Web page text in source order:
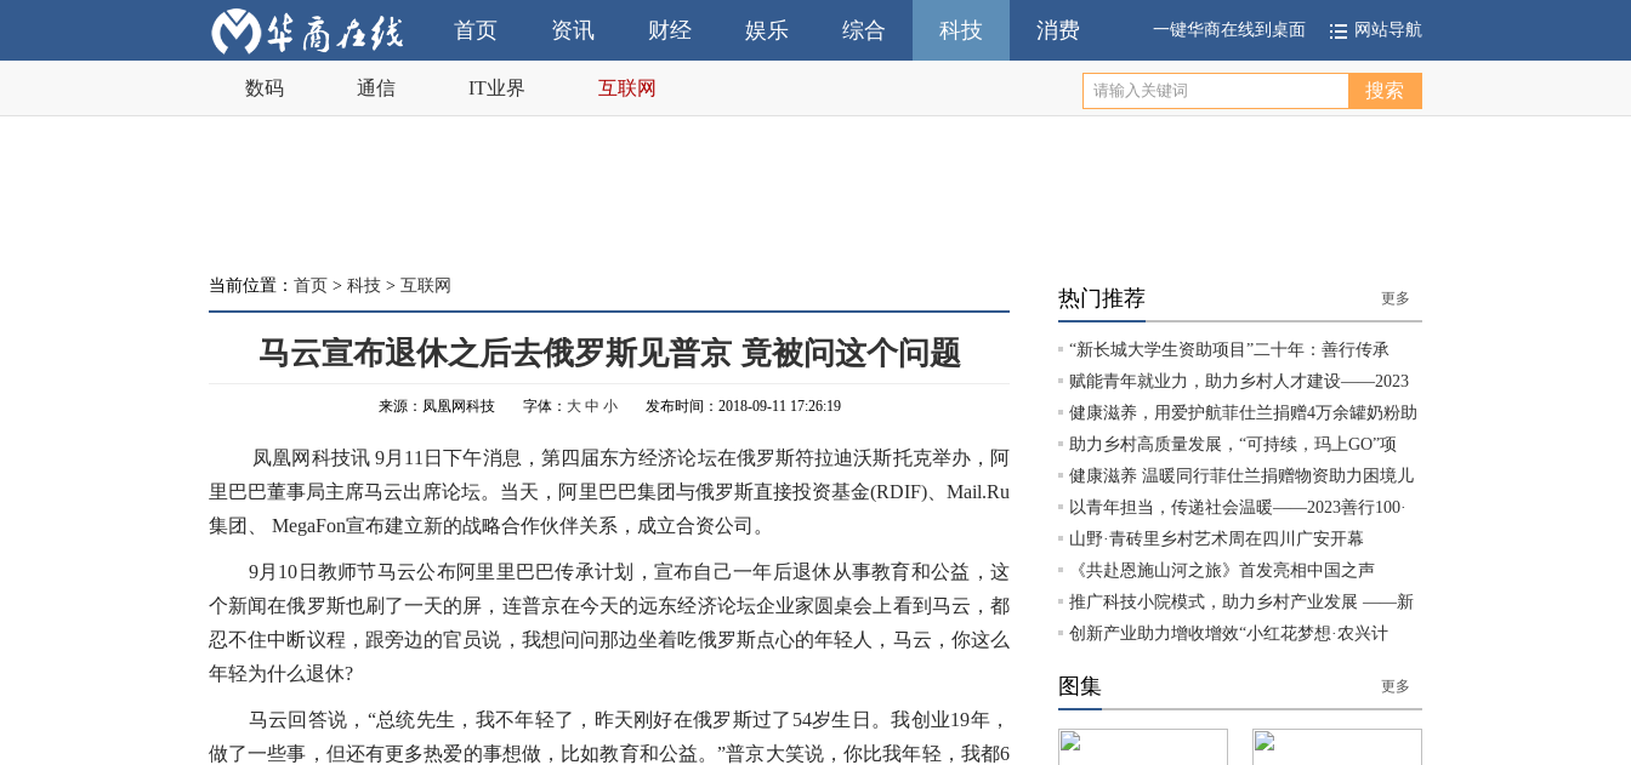
首页 资讯 财经 娱乐 综合 科技 消费 一键华商在线到桌面 网站导航
数码 通信 IT业界 互联网
当前位置： 首页 > 科技 > 互联网
马云宣布退休之后去俄罗斯见普京 竟被问这个问题
来源：凤凰网科技 字体： 大 中 小 发布时间：2018-09-11 17:26:19
凤凰网科技讯 9月11日下午消息，第四届东方经济论坛在俄罗斯符拉迪沃斯托克举办，阿
里巴巴董事局主席马云出席论坛。当天，阿里巴巴集团与俄罗斯直接投资基金(RDIF)、Mail.Ru
集团、 MegaFon宣布建立新的战略合作伙伴关系，成立合资公司。
9月10日教师节马云公布阿里里巴巴传承计划，宣布自己一年后退休从事教育和公益，这
个新闻在俄罗斯也刷了一天的屏，连普京在今天的远东经济论坛企业家圆桌会上看到马云，都
忍不住中断议程，跟旁边的官员说，我想问问那边坐着吃俄罗斯点心的年轻人，马云，你这么
年轻为什么退休?
马云回答说，“总统先生，我不年轻了，昨天刚好在俄罗斯过了54岁生日。我创业19年，
做了一些事，但还有更多热爱的事想做，比如教育和公益。”普京大笑说，你比我年轻，我都6
热门推荐 更多
“新长城大学生资助项目”二十年：善行传承
赋能青年就业力，助力乡村人才建设——2023
健康滋养，用爱护航菲仕兰捐赠4万余罐奶粉助
助力乡村高质量发展，“可持续，玛上GO”项
健康滋养 温暖同行菲仕兰捐赠物资助力困境儿
以青年担当，传递社会温暖——2023善行100·
山野·青砖里乡村艺术周在四川广安开幕
《共赴恩施山河之旅》首发亮相中国之声
推广科技小院模式，助力乡村产业发展 ——新
创新产业助力增收增效“小红花梦想·农兴计
图集 更多